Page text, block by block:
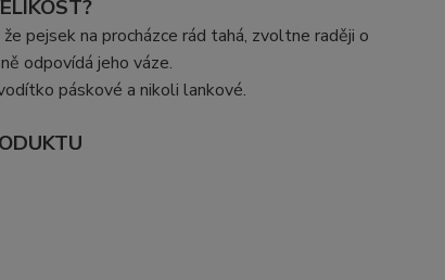
pejsek na procházce rád tahá, zvoltne raději o
odpovídá jeho váze.
páskové a nikoli lankové.